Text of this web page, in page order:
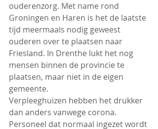
ouderenzorg. Met name rond
Groningen en Haren is het de laatste
tijd meermaals nodig geweest
ouderen over te plaatsen naar
Friesland. In Drenthe lukt het nog
mensen binnen de provincie te
plaatsen, maar niet in de eigen
gemeente.
Verpleeghuizen hebben het drukker
dan anders vanwege corona.
Personeel dat normaal ingezet wordt